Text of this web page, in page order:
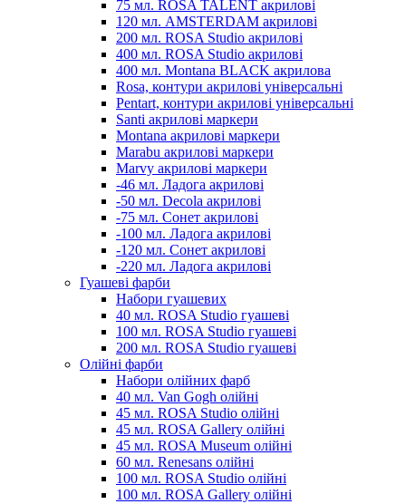
75 мл. ROSA TALENT акрилові
120 мл. AMSTERDAM акрилові
200 мл. ROSA Studio акрилові
400 мл. ROSA Studio акрилові
400 мл. Montana BLACK акрилова
Rosa, контури акрилові універсальні
Pentart, контури акрилові універсальні
Santi акрилові маркери
Montana акрилові маркери
Marabu акрилові маркери
Marvy акрилові маркери
-46 мл. Ладога акрилові
-50 мл. Decola акрилові
-75 мл. Сонет акрилові
-100 мл. Ладога акрилові
-120 мл. Сонет акрилові
-220 мл. Ладога акрилові
Гуашеві фарби
Набори гуашевих
40 мл. ROSA Studio гуашеві
100 мл. ROSA Studio гуашеві
200 мл. ROSA Studio гуашеві
Олійні фарби
Набори олійних фарб
40 мл. Van Gogh олійні
45 мл. ROSA Studio олійні
45 мл. ROSA Gallery олійні
45 мл. ROSA Museum олійні
60 мл. Renesans олійні
100 мл. ROSA Studio олійні
100 мл. ROSA Gallery олійні